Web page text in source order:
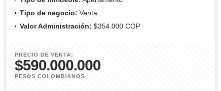
Tipo de negocio: Venta
Valor Administración: $354.000 COP
PRECIO DE VENTA:
$590.000.000
PESOS COLOMBIANOS